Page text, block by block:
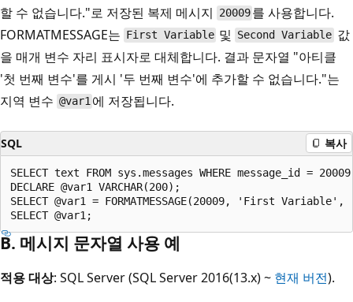
할 수 없습니다."로 저장된 복제 메시지
20009 를 사용합니다.
FORMATMESSAGE는 First Variable 및 Second Variable 값
을 매개 변수 자리 표시자로 대체합니다. 결과 문자열 "아티클
'첫 번째 변수'를 게시 '두 번째 변수'에 추가할 수 없습니다."는
지역 변수 @var1 에 저장됩니다.
SQL 복사
SELECT text FROM sys.messages WHERE message_id =
DECLARE @var1 VARCHAR(200);
SELECT @var1 = FORMATMESSAGE(20009, 'First
B. 메시지 문자열 사용 예
적용 대상: SQL Server (SQL Server 2016(13.x) ~ 현재 버전).